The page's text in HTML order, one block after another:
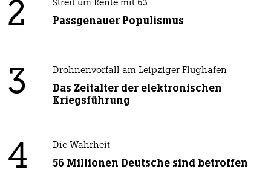
2 Streit um Rente mit 63
Passgenauer Populismus
3 Drohnenvorfall am Leipziger Flughafen
Das Zeitalter der elektronischen
Kriegsführung
4 Die Wahrheit
56 Millionen Deutsche sind betroffen